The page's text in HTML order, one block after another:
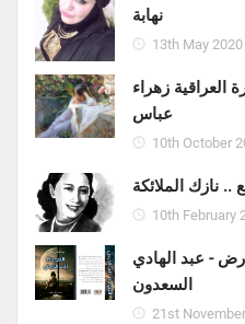
نهابة
13th May 2020
العراقية زهراء
عباس
10th October
.. نازك الملائكة
10th February
- عبد الهادي
السعدون
21st